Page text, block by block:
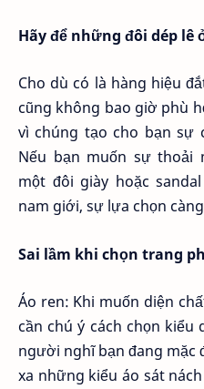
Hãy để những đôi dép lê
Cho dù có là hàng hiệu
cũng không bao giờ phù
vì chúng tạo cho bạn sự
Nếu bạn muốn sự thoải
một đôi giày hoặc
nam giới, sự lựa chọn
Sai lầm khi chọn trang
Áo ren: Khi muốn diện
cần chú ý cách chọn
người nghĩ bạn đang mặc
xa những kiểu áo sát